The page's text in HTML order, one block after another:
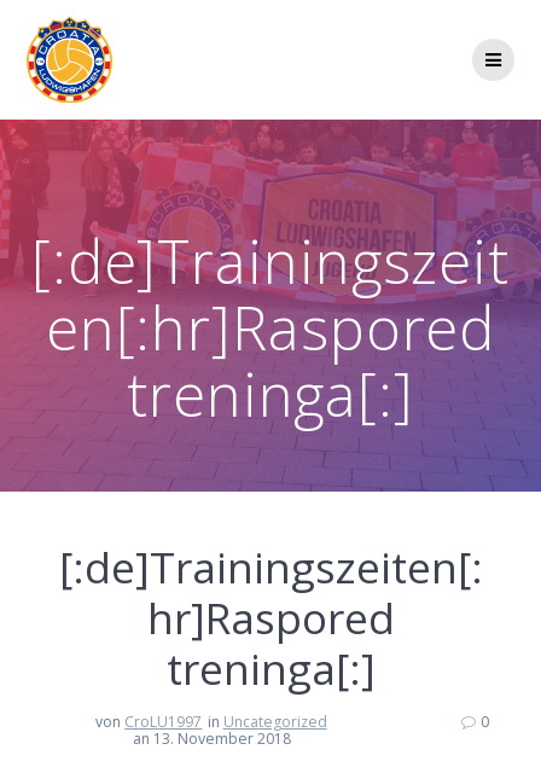
[:de]Trainingszeit
en[:hr]Raspored
treninga[:]
[:de]Trainingszeiten[:
hr]Raspored
treninga[:]
von CroLU1997 in Uncategorized
an 13. November 2018
0